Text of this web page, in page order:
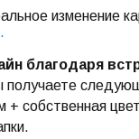
изменение
благодаря
получаете
+ собственная